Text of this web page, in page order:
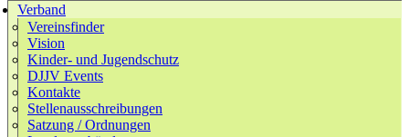
Verband
Vereinsfinder
Vision
Kinder- und Jugendschutz
DJJV Events
Kontakte
Stellenausschreibungen
Satzung / Ordnungen